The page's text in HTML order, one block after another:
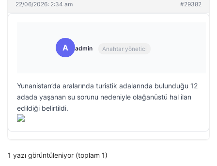
22/06/2026: 2:34 am #29382
A admin Anahtar yönetici
Yunanistan’da aralarında turistik adalarında bulunduğu 12
adada yaşanan su sorunu nedeniyle olağanüstü hal ilan
edildiği belirtildi.
1 yazı görüntüleniyor (toplam 1)